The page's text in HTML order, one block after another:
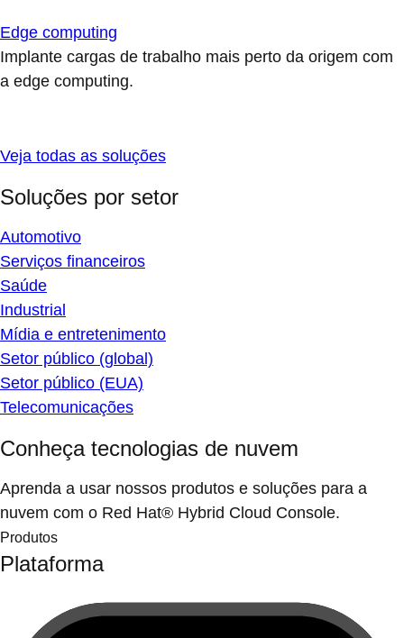
Edge computing
Implante cargas de trabalho mais perto da origem com
a edge computing.
Veja todas as soluções
Soluções por setor
Automotivo
Serviços financeiros
Saúde
Industrial
Mídia e entretenimento
Setor público (global)
Setor público (EUA)
Telecomunicações
Conheça tecnologias de nuvem
Aprenda a usar nossos produtos e soluções para a
nuvem com o Red Hat® Hybrid Cloud Console.
Produtos
Plataforma